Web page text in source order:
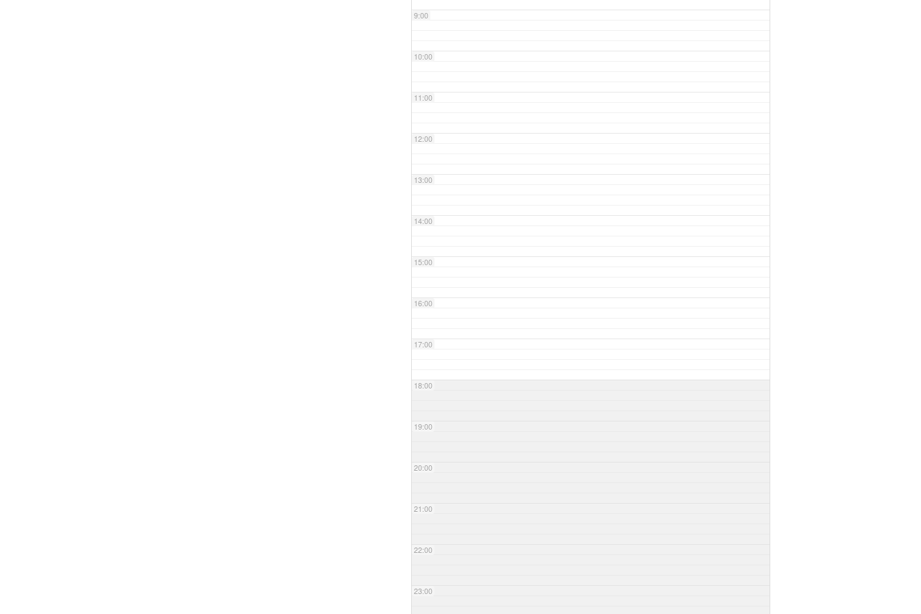
9:00
10:00
11:00
12:00
13:00
14:00
15:00
16:00
17:00
18:00
19:00
20:00
21:00
22:00
23:00